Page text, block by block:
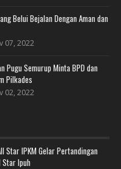
Belui Bejalan Dengan Aman dan
07, 2022
Pugu Semurup Minta BPD dan
Pilkades
02, 2022
Star IPKM Gelar Pertandingan
Star Ipuh